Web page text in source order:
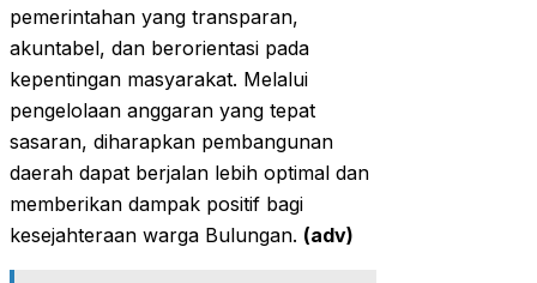
pemerintahan yang transparan,
akuntabel, dan berorientasi pada
kepentingan masyarakat. Melalui
pengelolaan anggaran yang tepat
sasaran, diharapkan pembangunan
daerah dapat berjalan lebih optimal dan
memberikan dampak positif bagi
kesejahteraan warga Bulungan. (adv)